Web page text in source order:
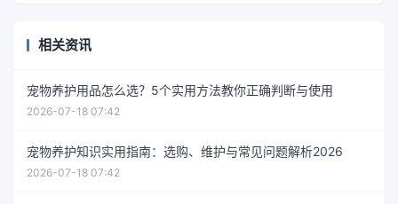
相关资讯
宠物养护用品怎么选？5个实用方法教你正确判断与使用
2026-07-18 07:42
宠物养护知识实用指南：选购、维护与常见问题解析2026
2026-07-18 07:42